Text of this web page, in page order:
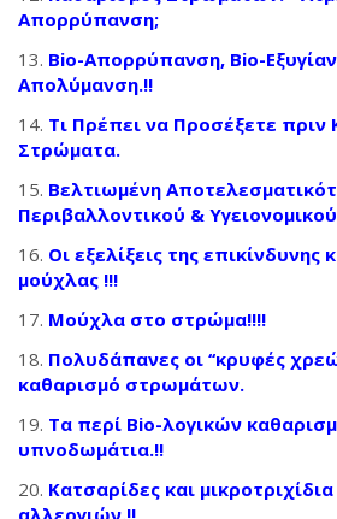
Απορρύπανση;
Bio-Απορρύπανση, Bio-
Απολύμανση.!!
Τι Πρέπει να Προσέξετε πριν
Στρώματα.
Βελτιωμένη
Περιβαλλοντικού &
Οι εξελίξεις της
μούχλας !!!
Μούχλα στο στρώμα!!!!
Πολυδάπανες οι ‘‘κρυφές
καθαρισμό στρωμάτων.
Τα περί Bio-λογικών
υπνοδωμάτια.!!
Κατσαρίδες και
αλλεργιών.!!